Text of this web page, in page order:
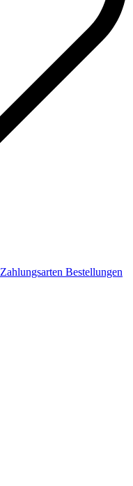
Zahlungsarten Bestellungen